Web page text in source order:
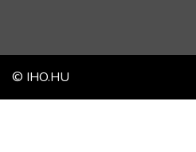
© IHO.HU